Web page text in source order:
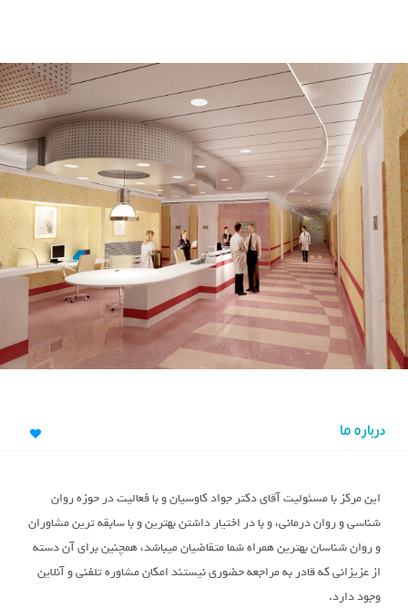
درباره ما
این مرکز با مسئولیت آقای دکتر جواد کاوسیان و با فعالیت در حوزه روان
شناسی و روان درمانی، و با در اختیار داشتن بهترین و با سابقه ترین مشاوران
و روان شناسان بهترین همراه شما متقاضیان میباشد، همچنین برای آن دسته
از عزیزانی که قادر به مراجعه حضوری نیستند امکان مشاوره تلفنی و آنلاین
وجود دارد.